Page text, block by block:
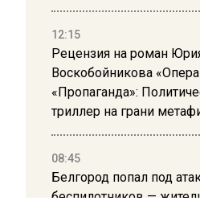
12:15
Рецензия на роман
Воскобойникова
«Пропаганда»:
триллер на грани
08:45
Белгород попал под
беспилотников —